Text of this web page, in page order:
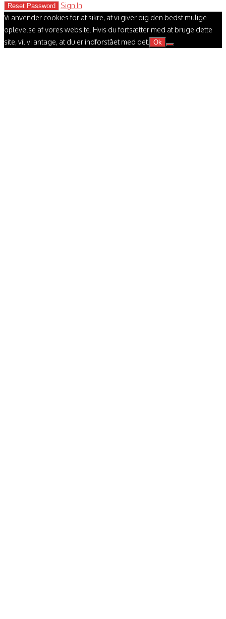
Sign In
Vi anvender cookies for at sikre, at vi giver dig den bedst mulige
oplevelse af vores website. Hvis du fortsætter med at bruge dette
site, vil vi antage, at du er indforstået med det.
Ok